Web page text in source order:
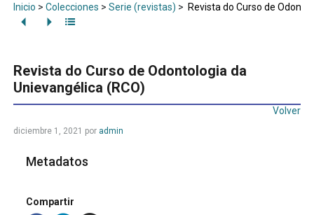
Inicio > Colecciones > Serie (revistas) > Revista do Curso de
Revista do Curso de Odontologia da
Unievangélica (RCO)
Volver
diciembre 1, 2021 por admin
Metadatos
Compartir